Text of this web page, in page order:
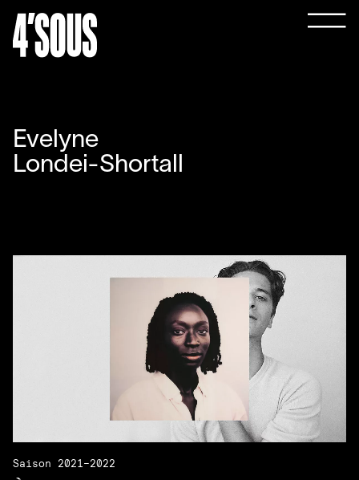
Evelyne
Londei-Shortall
Saison 2021–2022